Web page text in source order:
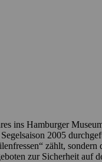
ins Hamburger
2005
zählt,
zur Sicherheit auf